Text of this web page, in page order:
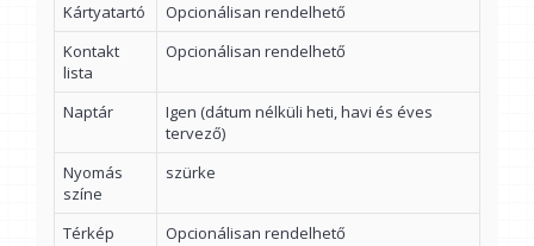
Kártyatartó
Opcionálisan rendelhető
Kontakt
lista
Opcionálisan rendelhető
Naptár
Igen (dátum nélküli heti, havi és éves
tervező)
Nyomás
színe
szürke
Térkép
Opcionálisan rendelhető